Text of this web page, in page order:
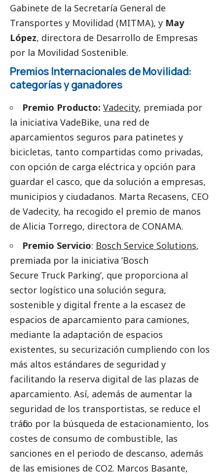
Gabinete de la Secretaría General de
Transportes y Movilidad (MITMA), y May
López, directora de Desarrollo de Empresas
por la Movilidad Sostenible.
Premios Internacionales de Movilidad:
categorías y ganadores
Premio Producto: Vadecity, premiada por
la iniciativa VadeBike, una red de
aparcamientos seguros para patinetes y
bicicletas, tanto compartidas como privadas,
con opción de carga eléctrica y opción para
guardar el casco, que da solución a empresas,
municipios y ciudadanos. Marta Recasens, CEO
de Vadecity, ha recogido el premio de manos
de Alicia Torrego, directora de CONAMA.
Premio Servicio: Bosch Service Solutions,
premiada por la iniciativa ‘Bosch
Secure Truck Parking’, que proporciona al
sector logístico una solución segura,
sostenible y digital frente a la escasez de
espacios de aparcamiento para camiones,
mediante la adaptación de espacios
existentes, su securización cumpliendo con los
más altos estándares de seguridad y
facilitando la reserva digital de las plazas de
aparcamiento. Así, además de aumentar la
seguridad de los transportistas, se reduce el
tráfico por la búsqueda de estacionamiento, los
costes de consumo de combustible, las
sanciones en el periodo de descanso, además
de las emisiones de CO2. Marcos Basante,